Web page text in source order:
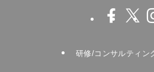
研修/コンサルティン